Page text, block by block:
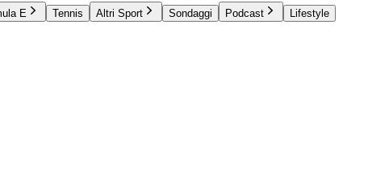
E Tennis Altri Sport Sondaggi Podcast
Lifestyle